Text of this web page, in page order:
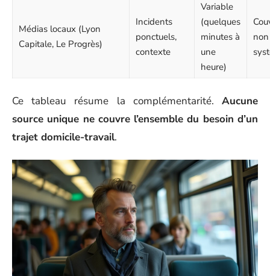
Médias locaux (Lyon
Capitale, Le Progrès)
Incidents
ponctuels,
contexte
Variable
(quelques
minutes à
une
heure)
non
Ce tableau résume la complémentarité. Aucune
source unique ne couvre l’ensemble du besoin d’un
trajet domicile-travail.